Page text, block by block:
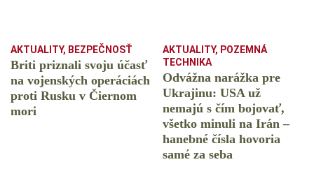
AKTUALITY, BEZPEČNOSŤ
Briti priznali svoju účasť
na vojenských operáciách
proti Rusku v Čiernom
mori
AKTUALITY, POZEMNÁ
TECHNIKA
Odvážna narážka pre
Ukrajinu: USA už
nemajú s čím bojovať,
všetko minuli na Irán –
hanebné čísla hovoria
samé za seba